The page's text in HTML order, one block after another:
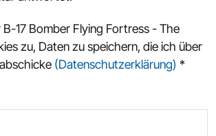
17 Bomber Flying Fortress - The
zu, Daten zu speichern, die ich über
(Datenschutzerklärung) *